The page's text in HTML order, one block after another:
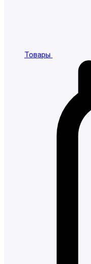
Товары